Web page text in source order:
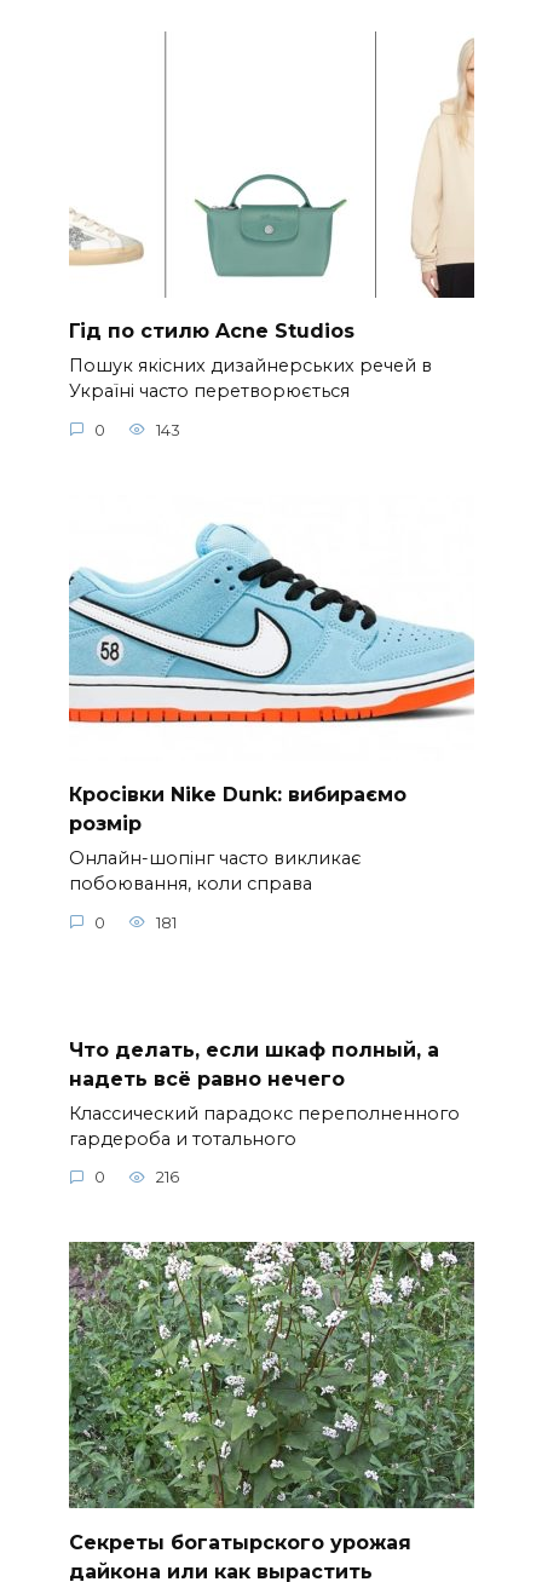
Гід по стилю Acne Studios
Пошук якісних дизайнерських речей в
Україні часто перетворюється
0 143
Онлайн-шопінг часто викликає
побоювання, коли справа
0 181
Классический парадокс переполненного
гардероба и тотального
0 216
Секреты богатырского урожая
дайкона или как вырастить
гигантский сочный корнеплод на
своем участке